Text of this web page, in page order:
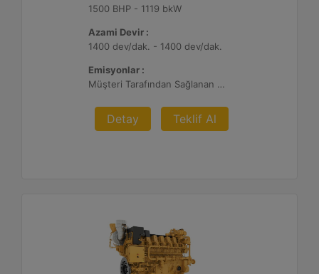
1500 BHP - 1119 bkW
Azami Devir :
1400 dev/dak. - 1400 dev/dak.
Emisyonlar :
Müşteri Tarafından Sağlanan Atık Arıtma ile NSPS Saha Uyumluluğuna Sahiptir, 0,3 g ve 0,5 g/bhp-sa. NOx
Detay Teklif Al